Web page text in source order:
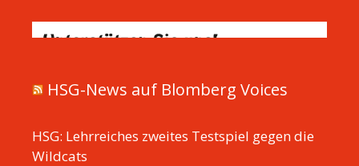
HSG-News auf Blomberg Voices
HSG: Lehrreiches zweites Testspiel gegen die
Wildcats